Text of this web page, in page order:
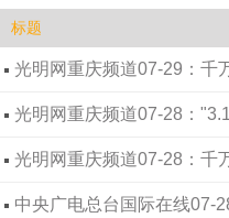
标题
光明网重庆频道07-29：千
罚 守不住餐桌安全
光明网重庆频道07-28：
爪”"涉事企业曾巧食品公司
罚款1085万元
光明网重庆频道07-28：千
罚，守不住餐桌安全
中央广电总台国际在线07-